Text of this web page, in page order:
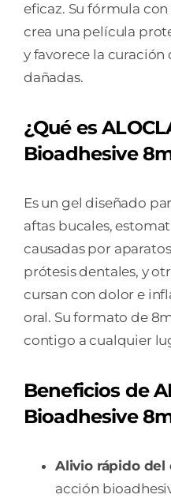
eficaz. Su fórmula
crea una película
y favorece la curación
dañadas.
¿Qué es
Bioadhesive
Es un gel diseñado
aftas bucales,
causadas por
prótesis dentales, y
cursan con dolor e
oral. Su formato de
contigo a cualquier
Beneficios de
Bioadhesive
Alivio rápido del
acción